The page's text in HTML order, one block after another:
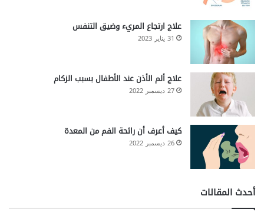
علاج ارتجاع المريء وضيق التنفس
31 يناير 2023
علاج ألم الأذن عند الأطفال بسبب الزكام
27 ديسمبر 2022
كيف أعرف أن رائحة الفم من المعدة
26 ديسمبر 2022
أحدث المقالات